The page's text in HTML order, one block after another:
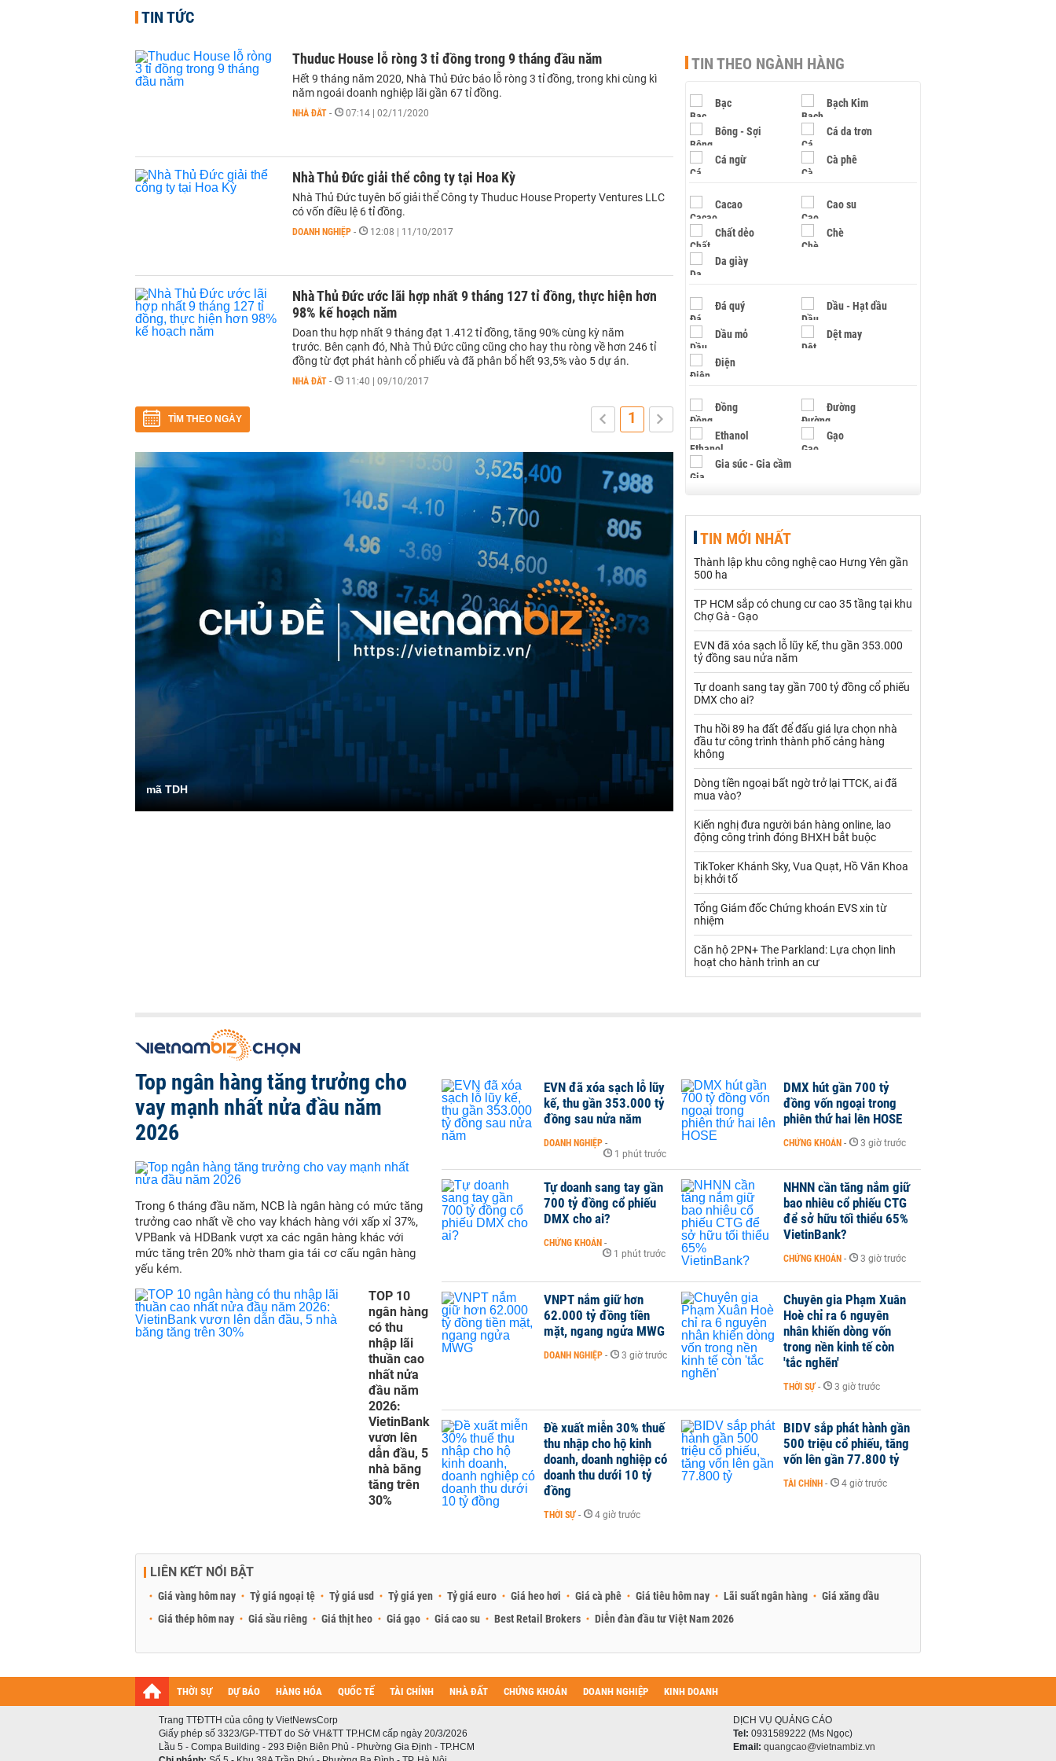
TIN TỨC
Thuduc House lỗ ròng 3 tỉ đồng trong 9 tháng đầu năm
Hết 9 tháng năm 2020, Nhà Thủ Đức báo lỗ ròng 3 tỉ đồng, trong khi cùng kì
năm ngoái doanh nghiệp lãi gần 67 tỉ đồng.
NHÀ ĐẤT - 07:14 | 02/11/2020
Nhà Thủ Đức giải thể công ty tại Hoa Kỳ
Nhà Thủ Đức tuyên bố giải thể Công ty Thuduc House Property Ventures LLC
có vốn điều lệ 6 tỉ đồng.
DOANH NGHIỆP - 12:08 | 11/10/2017
Nhà Thủ Đức ước lãi hợp nhất 9 tháng 127 tỉ đồng, thực hiện hơn
98% kế hoạch năm
Doan thu hợp nhất 9 tháng đạt 1.412 tỉ đồng, tăng 90% cùng kỳ năm
trước. Bên cạnh đó, Nhà Thủ Đức cũng cũng cho hay thu ròng về hơn 246 tỉ
đồng từ đợt phát hành cổ phiếu và đã phân bổ hết 93,5% vào 5 dự án.
NHÀ ĐẤT - 11:40 | 09/10/2017
TÌM THEO NGÀY 1
mã TDH
TIN THEO NGÀNH HÀNG
Bạc Bạch Kim
Bông - Sợi Cá da trơn
Cá ngừ Cà phê
Cacao Cao su
Chất dẻo Chè
Da giày
Đá quý Dầu - Hạt dầu
Dầu mỏ Dệt may
Điện
Đồng Đường
Ethanol Gạo
Gia súc - Gia cầm
Hạt điều
Khí đốt
Kim loại khác Mắc ca
Muối Ngũ cốc
Nhựa - Hạt nhựa
Palladium Phân bón
Rau - Củ -Quả Sắt thép
Sữa
Than Thức ăn chăn nuôi
Thủy hải sản khác Tôm
Vàng
VLXD khác Xăng dầu
Xi măng - Clynker
TIN MỚI NHẤT
Thành lập khu công nghệ cao Hưng Yên gần
500 ha
TP HCM sắp có chung cư cao 35 tầng tại khu
Chợ Gà - Gạo
EVN đã xóa sạch lỗ lũy kế, thu gần 353.000
tỷ đồng sau nửa năm
Tự doanh sang tay gần 700 tỷ đồng cổ phiếu
DMX cho ai?
Thu hồi 89 ha đất để đấu giá lựa chọn nhà
đầu tư công trình thành phố cảng hàng
không
Dòng tiền ngoại bất ngờ trở lại TTCK, ai đã
mua vào?
Kiến nghị đưa người bán hàng online, lao
động công trình đóng BHXH bắt buộc
TikToker Khánh Sky, Vua Quạt, Hồ Văn Khoa
bị khởi tố
Tổng Giám đốc Chứng khoán EVS xin từ
nhiệm
Căn hộ 2PN+ The Parkland: Lựa chọn linh
hoạt cho hành trình an cư
Top ngân hàng tăng trưởng cho
vay mạnh nhất nửa đầu năm
2026
Trong 6 tháng đầu năm, NCB là ngân hàng có mức tăng
trưởng cao nhất về cho vay khách hàng với xấp xỉ 37%,
VPBank và HDBank vượt xa các ngân hàng khác với
mức tăng trên 20% nhờ tham gia tái cơ cấu ngân hàng
yếu kém.
TOP 10
ngân hàng
có thu
nhập lãi
thuần cao
nhất nửa
đầu năm
2026:
VietinBank
vươn lên
dẫn đầu, 5
nhà băng
tăng trên
30%
EVN đã xóa sạch lỗ lũy
kế, thu gần 353.000 tỷ
đồng sau nửa năm
DOANH NGHIỆP -
1 phút trước
DMX hút gần 700 tỷ
đồng vốn ngoại trong
phiên thứ hai lên HOSE
CHỨNG KHOÁN - 3 giờ trước
Tự doanh sang tay gần
700 tỷ đồng cổ phiếu
DMX cho ai?
CHỨNG KHOÁN -
1 phút trước
NHNN cần tăng nắm giữ
bao nhiêu cổ phiếu CTG
để sở hữu tối thiểu 65%
VietinBank?
CHỨNG KHOÁN - 3 giờ trước
VNPT nắm giữ hơn
62.000 tỷ đồng tiền
mặt, ngang ngửa MWG
DOANH NGHIỆP - 3 giờ trước
Chuyên gia Phạm Xuân
Hoè chỉ ra 6 nguyên
nhân khiến dòng vốn
trong nền kinh tế còn
'tắc nghẽn'
THỜI SỰ - 3 giờ trước
Đề xuất miễn 30% thuế
thu nhập cho hộ kinh
doanh, doanh nghiệp có
doanh thu dưới 10 tỷ
đồng
THỜI SỰ - 4 giờ trước
BIDV sắp phát hành gần
500 triệu cổ phiếu, tăng
vốn lên gần 77.800 tỷ
TÀI CHÍNH - 4 giờ trước
LIÊN KẾT NỔI BẬT
Giá vàng hôm nay Tỷ giá ngoại tệ Tỷ giá usd Tỷ giá yen Tỷ giá euro Giá heo hơi Giá cà phê Giá tiêu hôm nay Lãi suất ngân hàng
Giá xăng dầu
Giá thép hôm nay
Giá sầu riêng Giá thịt heo Giá gạo Giá cao su Best Retail Brokers Diễn đàn đầu tư Việt Nam 2026
THỜI SỰ DỰ BÁO HÀNG HÓA QUỐC TẾ TÀI CHÍNH NHÀ ĐẤT CHỨNG KHOÁN DOANH NGHIỆP KINH DOANH
Trang TTĐTTH của công ty VietNewsCorp
Giấy phép số 3323/GP-TTĐT do Sở VH&TT TP.HCM cấp ngày 20/3/2026
Lầu 5 - Compa Building - 293 Điện Biên Phủ - Phường Gia Định - TP.HCM
DỊCH VỤ QUẢNG CÁO
Tel: 0931589222 (Ms Ngọc)
Email: quangcao@vietnambiz.vn